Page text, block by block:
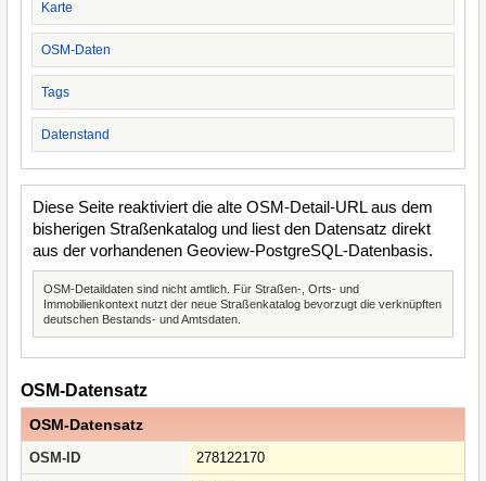
Karte
OSM-Daten
Tags
Datenstand
Diese Seite reaktiviert die alte OSM-Detail-URL aus dem
bisherigen Straßenkatalog und liest den Datensatz direkt
aus der vorhandenen Geoview-PostgreSQL-Datenbasis.
OSM-Detaildaten sind nicht amtlich. Für Straßen-, Orts- und
Immobilienkontext nutzt der neue Straßenkatalog bevorzugt die verknüpften
deutschen Bestands- und Amtsdaten.
OSM-Datensatz
OSM-Datensatz
OSM-ID
278122170